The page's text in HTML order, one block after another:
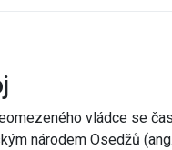
vládce se
národem Osedžů